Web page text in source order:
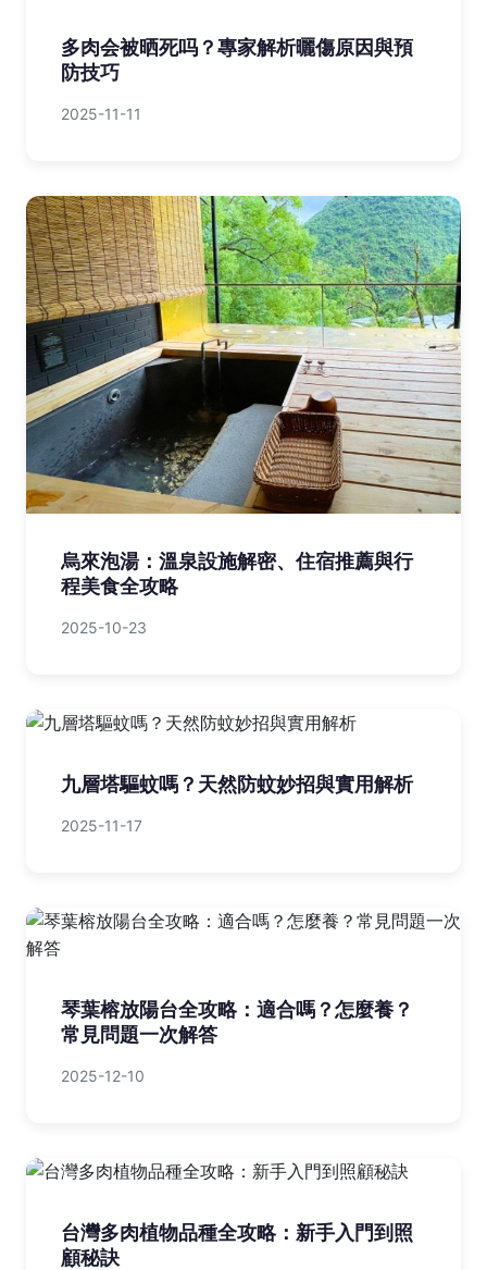
多肉会被晒死吗？專家解析曬傷原因與預
防技巧
2025-11-11
烏來泡湯：溫泉設施解密、住宿推薦與行
程美食全攻略
2025-10-23
九層塔驅蚊嗎？天然防蚊妙招與實用解析
2025-11-17
琴葉榕放陽台全攻略：適合嗎？怎麼養？
常見問題一次解答
2025-12-10
台灣多肉植物品種全攻略：新手入門到照
顧秘訣